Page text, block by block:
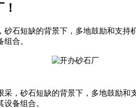
石短缺的背景下，多地鼓励和支
合。
砂石短缺的背景下，多地鼓励和
备组合。